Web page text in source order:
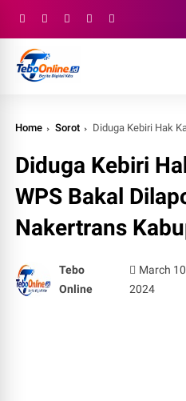
Home Sorot Diduga Kebiri Hak Karyawan, PT
Diduga Kebiri
WPS Bakal
Nakertrans
Tebo
Online
March
2024